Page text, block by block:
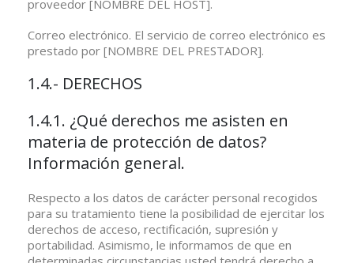
proveedor [NOMBRE DEL HOST].
Correo electrónico. El servicio de correo electrónico es
prestado por [NOMBRE DEL PRESTADOR].
1.4.- DERECHOS
1.4.1. ¿Qué derechos me asisten en
materia de protección de datos?
Información general.
Respecto a los datos de carácter personal recogidos
para su tratamiento tiene la posibilidad de ejercitar los
derechos de acceso, rectificación, supresión y
portabilidad. Asimismo, le informamos de que en